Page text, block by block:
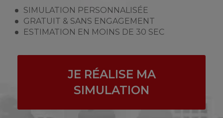
SIMULATION PERSONNALISÉE
GRATUIT & SANS ENGAGEMENT
ESTIMATION EN MOINS DE 30 SEC
JE RÉALISE MA
SIMULATION